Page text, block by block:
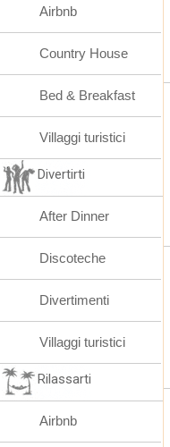
Airbnb
Country House
Bed & Breakfast
Villaggi turistici
Divertirti
After Dinner
Discoteche
Divertimenti
Villaggi turistici
Rilassarti
Airbnb